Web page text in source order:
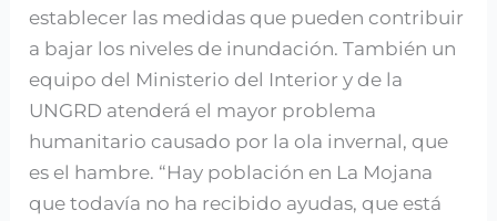
establecer las medidas que pueden contribuir
a bajar los niveles de inundación. También un
equipo del Ministerio del Interior y de la
UNGRD atenderá el mayor problema
humanitario causado por la ola invernal, que
es el hambre. “Hay población en La Mojana
que todavía no ha recibido ayudas, que está